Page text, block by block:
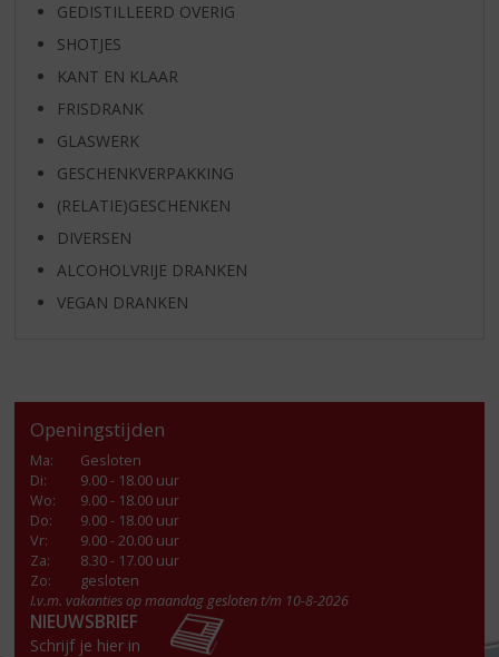
GEDISTILLEERD OVERIG
SHOTJES
KANT EN KLAAR
FRISDRANK
GLASWERK
GESCHENKVERPAKKING
(RELATIE)GESCHENKEN
DIVERSEN
ALCOHOLVRIJE DRANKEN
VEGAN DRANKEN
Openingstijden
Ma:
Gesloten
Di:
9.00 - 18.00 uur
Wo:
9.00 - 18.00 uur
Do:
9.00 - 18.00 uur
Vr:
9.00 - 20.00 uur
Za:
8.30 - 17.00 uur
Zo:
gesloten
I.v.m. vakanties op maandag gesloten t/m 10-8-2026
NIEUWSBRIEF
Schrijf je hier in